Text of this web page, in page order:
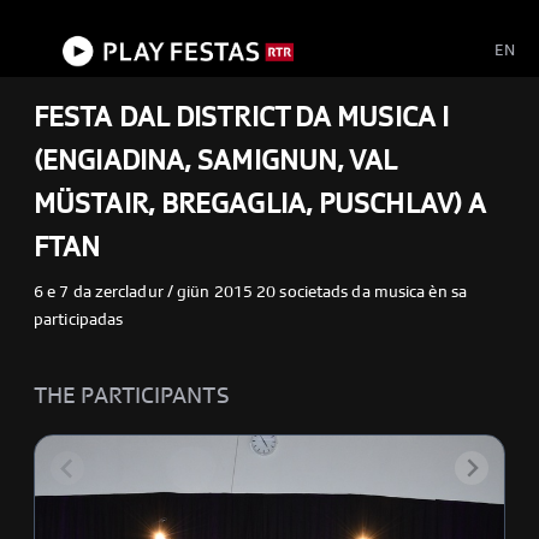
EN
FESTA DAL DISTRICT DA MUSICA I
(ENGIADINA, SAMIGNUN, VAL
MÜSTAIR, BREGAGLIA, PUSCHLAV) A
FTAN
6 e 7 da zercladur / giün 2015 20 societads da musica èn sa
participadas
THE PARTICIPANTS